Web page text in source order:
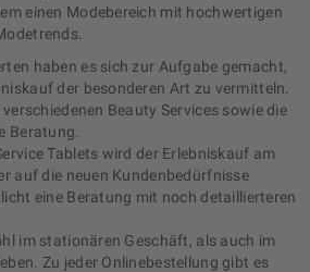
einen Modebereich mit hochwertigen
haben es sich zur Aufgabe gemacht,
der besonderen Art zu vermitteln.
Beauty Services sowie die
Beratung.
Tablets wird der Erlebniskauf am
auf die neuen Kundenbedürfnisse
eine Beratung mit noch detaillierteren
im stationären Geschäft, als auch im
Zu jeder Onlinebestellung gibt es